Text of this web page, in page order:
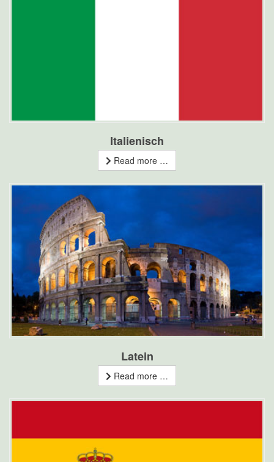
Italienisch
Read more …
Latein
Read more …